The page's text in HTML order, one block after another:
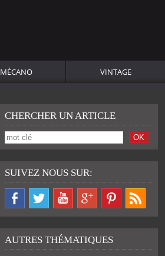
MÉCANO VINTAGE
CHERCHER UN ARTICLE
SUIVEZ NOUS SUR:
AUTRES THÉMATIQUES